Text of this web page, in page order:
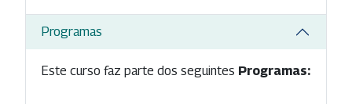
Programas
Este curso faz parte dos seguintes Programas: